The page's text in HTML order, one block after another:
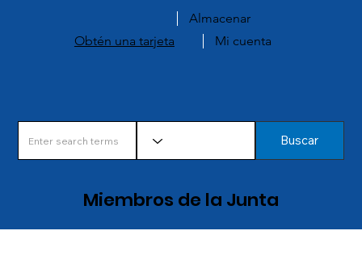
Almacenar
Obtén una tarjeta
Mi cuenta
Buscar
Miembros de la Junta